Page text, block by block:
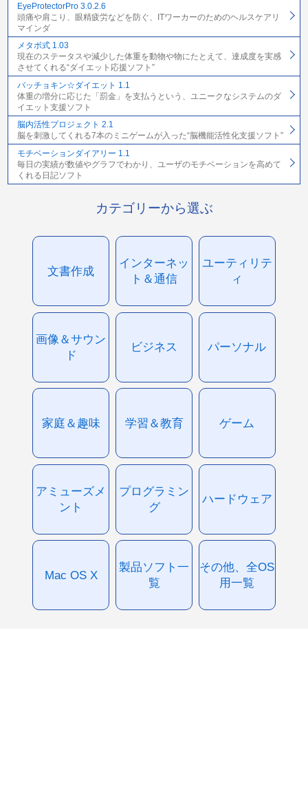
EyeProtectorPro 3.0.2.6
頭痛や肩こり、眼精疲労などを防ぐ、ITワーカーのためのヘルスケアリ
マインダ
メタボ式 1.03
現在のステータスや減少した体重を動物や物にたとえて、達成度を実感
させてくれる“ダイエット応援ソフト”
バッチョキン☆ダイエット 1.1
体重の増分に応じた「罰金」を支払うという、ユニークなシステムのダ
イエット支援ソフト
脳内活性プロジェクト 2.1
脳を刺激してくれる7本のミニゲームが入った“脳機能活性化支援ソフト”
モチベーションダイアリー 1.1
毎日の実績が数値やグラフでわかり、ユーザのモチベーションを高めて
くれる日記ソフト
カテゴリーから選ぶ
文書作成
インターネッ
ト＆通信
ユーティリテ
ィ
画像＆サウン
ド
ビジネス パーソナル
家庭＆趣味 学習＆教育 ゲーム
アミューズメ
ント
プログラミン
グ
ハードウェア
Mac OS X
製品ソフト一
覧
その他、全OS
用一覧